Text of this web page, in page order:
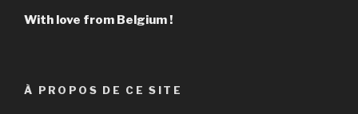
With love from Belgium !
À PROPOS DE CE SITE